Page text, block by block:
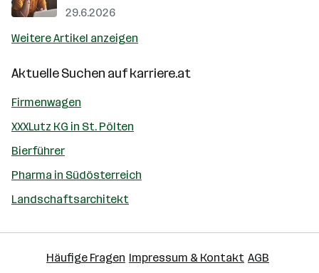
29.6.2026
Weitere Artikel anzeigen
Aktuelle Suchen aufkarriere.at
Firmenwagen
XXXLutz KG in St. Pölten
Bierführer
Pharma in Südösterreich
Landschaftsarchitekt
Häufige Fragen Impressum & Kontakt AGB